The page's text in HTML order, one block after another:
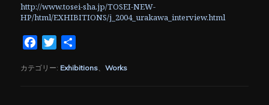
http://www.tosei-sha.jp/TOSEI-NEW-
HP/html/EXHIBITIONS/j_2004_urakawa_interview.html
FacebookTwitter
カテゴリー: Exhibitions、Works